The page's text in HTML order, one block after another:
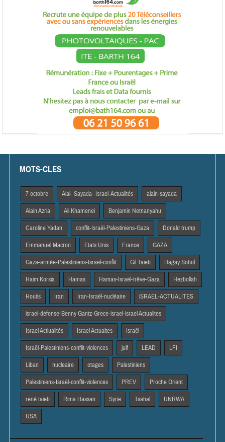
MOTS-CLES
7 octobre Alai- Sayada- Israel-Actualités alain-sayada
Alain Azria Ali Khamenei Benjamin Netnanyahu
Caroline Yadan conflit-Israël-Palestiniens-Gaza Donald trump
Emmanuel Macron Etats Unis France GAZA
Gaza-armée-Palestiniens-Israël-conflit Gil Taieb Hagay Sobol
Haim Korsia Hamas Hamas-Israël-trêve-Gaza Hezbollah
Houtis Iran Iran-Israël-nucléaire iSRAEL-ACTUALITES
israel-defense-Benny Gantz-Grece-israel-israel Actualites
Israel Actiualités Israel Actuaites Israël
Israël-Palestiniens-conflit-violences juif LEAD LFI
Liban nucleaire otages Palestiniens
Palestiniens-Israël-conflit-violences PREV Proche Orient
rené taieb Rima Hassan Syrie Tsahal UNRWA
USA